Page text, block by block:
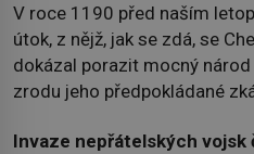
V roce 1190 před naším
útok, z nějž, jak se zdá, se
dokázal porazit mocný
zrodu jeho předpokládané
Invaze nepřátelských vojsk